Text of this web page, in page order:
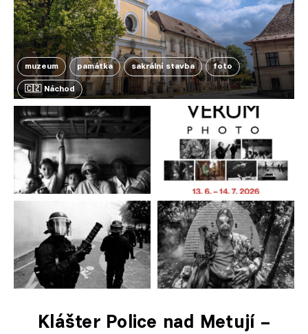
muzeum památka sakrální stavba foto
🇨🇿 Náchod
Klášter Police nad Metují –